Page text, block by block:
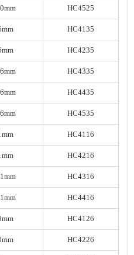
HC4525
HC4135
HC4235
HC4335
HC4435
HC4535
HC4116
HC4216
HC4316
HC4416
HC4126
HC4226